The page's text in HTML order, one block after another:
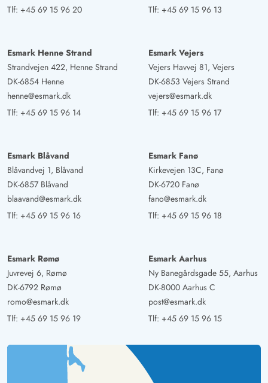
Tlf: +45 69 15 96 20
Tlf: +45 69 15 96 13
Esmark Henne Strand
Strandvejen 422, Henne Strand
DK-6854 Henne
henne@esmark.dk
Tlf: +45 69 15 96 14
Esmark Vejers
Vejers Havvej 81, Vejers
DK-6853 Vejers Strand
vejers@esmark.dk
Tlf: +45 69 15 96 17
Esmark Blåvand
Blåvandvej 1, Blåvand
DK-6857 Blåvand
blaavand@esmark.dk
Tlf: +45 69 15 96 16
Esmark Fanø
Kirkevejen 13C, Fanø
DK-6720 Fanø
fano@esmark.dk
Tlf: +45 69 15 96 18
Esmark Rømø
Juvrevej 6, Rømø
DK-6792 Rømø
romo@esmark.dk
Tlf: +45 69 15 96 19
Esmark Aarhus
Ny Banegårdsgade 55, Aarhus
DK-8000 Aarhus C
post@esmark.dk
Tlf: +45 69 15 96 15